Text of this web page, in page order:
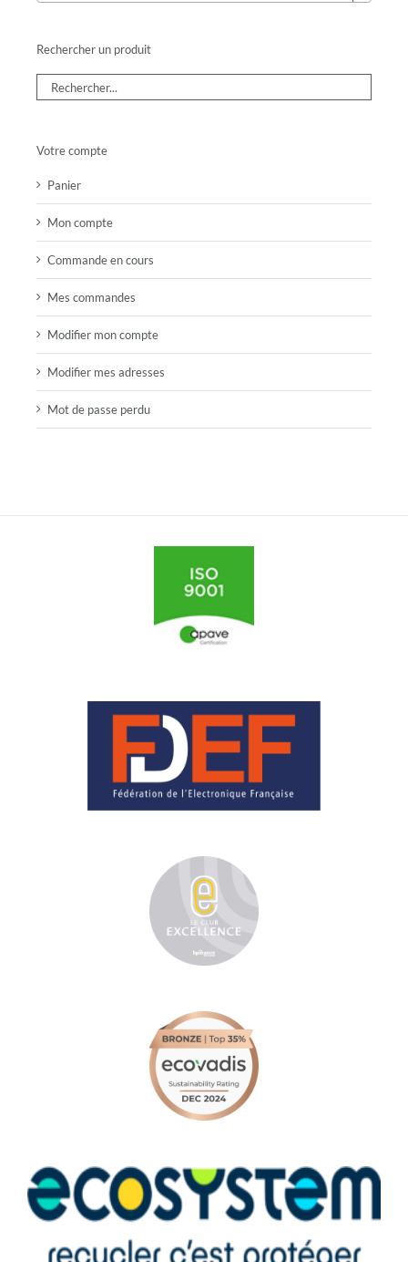
Rechercher un produit
Votre compte
Panier
Mon compte
Commande en cours
Mes commandes
Modifier mon compte
Modifier mes adresses
Mot de passe perdu